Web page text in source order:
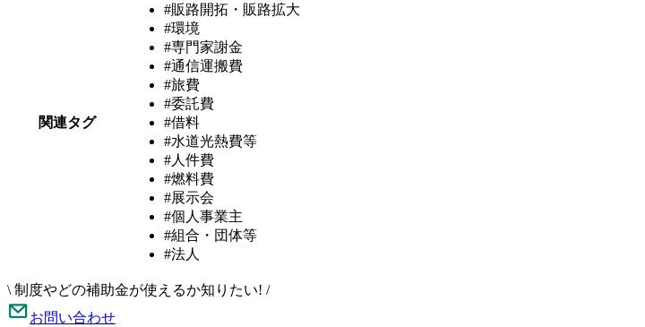
関連タグ
#販路開拓・販路拡大
#環境
#専門家謝金
#通信運搬費
#旅費
#委託費
#借料
#水道光熱費等
#人件費
#燃料費
#展示会
#個人事業主
#組合・団体等
#法人
\ 制度やどの補助金が使えるか知りたい! /
お問い合わせ